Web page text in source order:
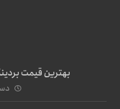
بهترین قیمت بردینگ قارچ 1